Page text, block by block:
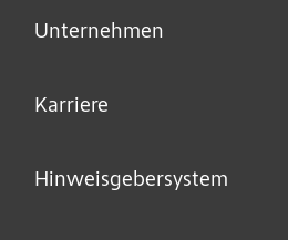
Unternehmen
Karriere
Hinweisgeber­system